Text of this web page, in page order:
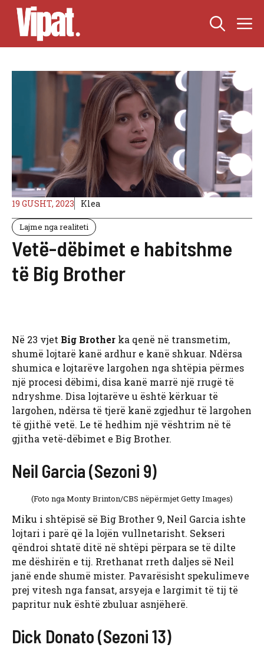
Skip
content
19 GUSHT, 2023 Klea
Lajme nga realiteti
Vetë-dëbimet e habitshme
të Big Brother
Në 23 vjet Big Brother ka qenë në transmetim,
shumë lojtarë kanë ardhur e kanë shkuar. Ndërsa
shumica e lojtarëve largohen nga shtëpia përmes
një procesi dëbimi, disa kanë marrë një rrugë të
ndryshme. Disa lojtarëve u është kërkuar të
largohen, ndërsa të tjerë kanë zgjedhur të largohen
të gjithë vetë. Le të hedhim një vështrim në të
gjitha vetë-dëbimet e Big Brother.
Neil Garcia (Sezoni 9)
(Foto nga Monty Brinton/CBS nëpërmjet Getty Images)
Miku i shtëpisë së Big Brother 9, Neil Garcia ishte
lojtari i parë që la lojën vullnetarisht. Sekseri
qëndroi shtatë ditë në shtëpi përpara se të dilte
me dëshirën e tij. Rrethanat rreth daljes së Neil
janë ende shumë mister. Pavarësisht spekulimeve
prej vitesh nga fansat, arsyeja e largimit të tij të
papritur nuk është zbuluar asnjëherë.
Dick Donato (Sezoni 13)